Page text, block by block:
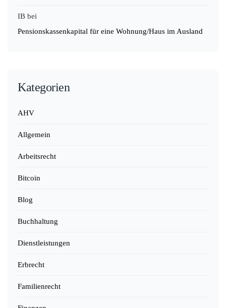
IB bei
Pensionskassenkapital für eine Wohnung/Haus im Ausland
Kategorien
AHV
Allgemein
Arbeitsrecht
Bitcoin
Blog
Buchhaltung
Dienstleistungen
Erbrecht
Familienrecht